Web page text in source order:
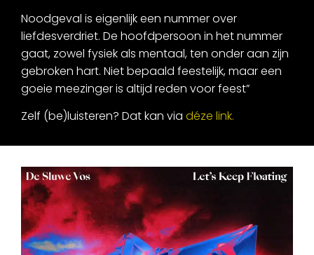
Noodgeval is eigenlijk een nummer over
liefdesverdriet. De hoofdpersoon in het nummer
gaat, zowel fysiek als mentaal, ten onder aan zijn
gebroken hart. Niet bepaald feestelijk, maar een
goeie meezinger is altijd reden voor feest”
Zelf (be)luisteren? Dat kan via déze link.